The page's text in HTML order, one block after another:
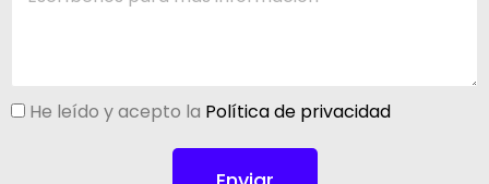
He leído y acepto la Política de privacidad